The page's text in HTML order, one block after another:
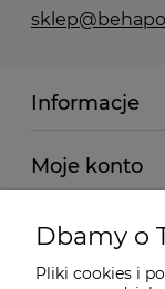
Informacje
Moje konto
Płatności i
Dbamy o
Pliki cookies i